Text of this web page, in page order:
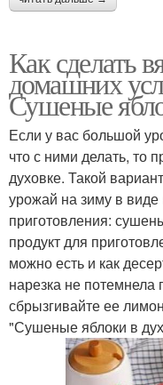
Как сделать
домашних
Сушеные
Если у вас большой
что с ними делать, то
духовке. Такой
урожай на зиму в виде
приготовления:
продукт для
можно есть и как
нарезка не потемнела
сбрызгивайте ее
"Сушеные яблоки в